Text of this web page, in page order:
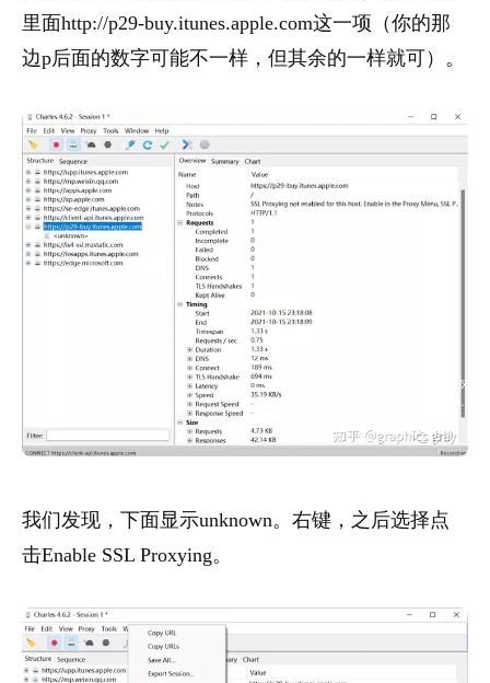
里面http://p29-buy.itunes.apple.com这一项（你的那
边p后面的数字可能不一样，但其余的一样就可）。
我们发现，下面显示unknown。右键，之后选择点
击Enable SSL Proxying。